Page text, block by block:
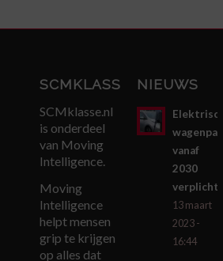
SCMKLASSE.NL
SCMklasse.nl
is onderdeel
van Moving
Intelligence.
Moving
Intelligence
helpt mensen
grip te krijgen
op alles dat
NIEUWS
Elektrisch
wagenpark
vanaf
2030
verplicht
13 maart
2023 -
16:44